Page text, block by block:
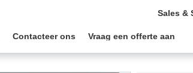
Sales &
Contacteer ons Vraag een offerte aan